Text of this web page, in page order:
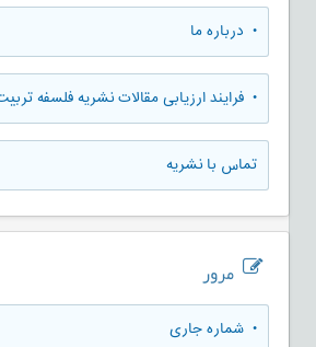
• درباره ما
• فرایند ارزیابی مقالات نشریه فلسفه تربیت
تماس با نشریه
مرور
• شماره جاری